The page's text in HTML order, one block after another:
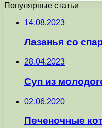
Популярные статьи
14.08.2023
Лазанья со
28.04.2023
Суп из
02.06.2020
Печеночные